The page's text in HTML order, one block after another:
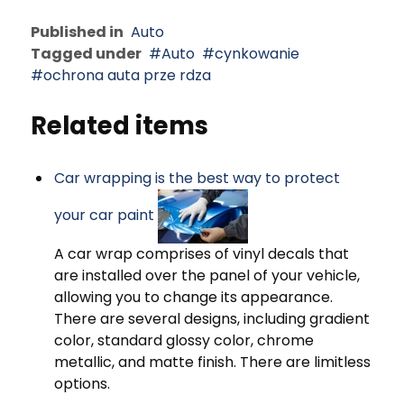
Published in Auto
Tagged under
Auto
cynkowanie
ochrona auta prze rdza
Related items
Car wrapping is the best way to protect
your car paint
A car wrap comprises of vinyl decals that
are installed over the panel of your vehicle,
allowing you to change its appearance.
There are several designs, including gradient
color, standard glossy color, chrome
metallic, and matte finish. There are limitless
options.